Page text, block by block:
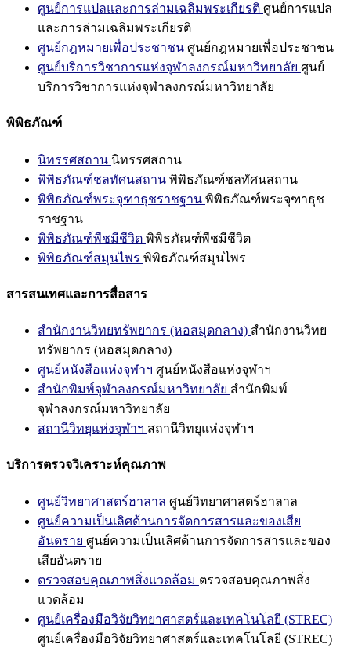
ศูนย์การแปลและการล่ามเฉลิมพระเกียรติ ศูนย์การแปล
และการล่ามเฉลิมพระเกียรติ
ศูนย์กฎหมายเพื่อประชาชน ศูนย์กฎหมายเพื่อประชาชน
ศูนย์บริการวิชาการแห่งจุฬาลงกรณ์มหาวิทยาลัย ศูนย์
บริการวิชาการแห่งจุฬาลงกรณ์มหาวิทยาลัย
พิพิธภัณฑ์
นิทรรศสถาน นิทรรศสถาน
พิพิธภัณฑ์ชลทัศนสถาน พิพิธภัณฑ์ชลทัศนสถาน
พิพิธภัณฑ์พระจุฑาธุชราชฐาน พิพิธภัณฑ์พระจุฑาธุช
ราชฐาน
พิพิธภัณฑ์พืชมีชีวิต พิพิธภัณฑ์พืชมีชีวิต
พิพิธภัณฑ์สมุนไพร พิพิธภัณฑ์สมุนไพร
สารสนเทศและการสื่อสาร
สำนักงานวิทยทรัพยากร (หอสมุดกลาง) สำนักงานวิทย
ทรัพยากร (หอสมุดกลาง)
ศูนย์หนังสือแห่งจุฬาฯ ศูนย์หนังสือแห่งจุฬาฯ
สำนักพิมพ์จุฬาลงกรณ์มหาวิทยาลัย สำนักพิมพ์
จุฬาลงกรณ์มหาวิทยาลัย
สถานีวิทยุแห่งจุฬาฯ สถานีวิทยุแห่งจุฬาฯ
บริการตรวจวิเคราะห์คุณภาพ
ศูนย์วิทยาศาสตร์ฮาลาล ศูนย์วิทยาศาสตร์ฮาลาล
ศูนย์ความเป็นเลิศด้านการจัดการสารและของเสีย
อันตราย ศูนย์ความเป็นเลิศด้านการจัดการสารและของ
เสียอันตราย
ตรวจสอบคุณภาพสิ่งแวดล้อม ตรวจสอบคุณภาพสิ่ง
แวดล้อม
ศูนย์เครื่องมือวิจัยวิทยาศาสตร์และเทคโนโลยี (STREC)
ศูนย์เครื่องมือวิจัยวิทยาศาสตร์และเทคโนโลยี (STREC)